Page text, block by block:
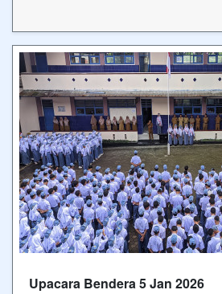
Upacara Bendera 5 Jan 2026